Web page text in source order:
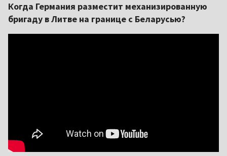
Когда Германия разместит механизированную
бригаду в Литве на границе с Беларусью?